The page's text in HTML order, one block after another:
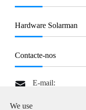
Hardware Solarman
Contacte-nos

E-mail:
We use